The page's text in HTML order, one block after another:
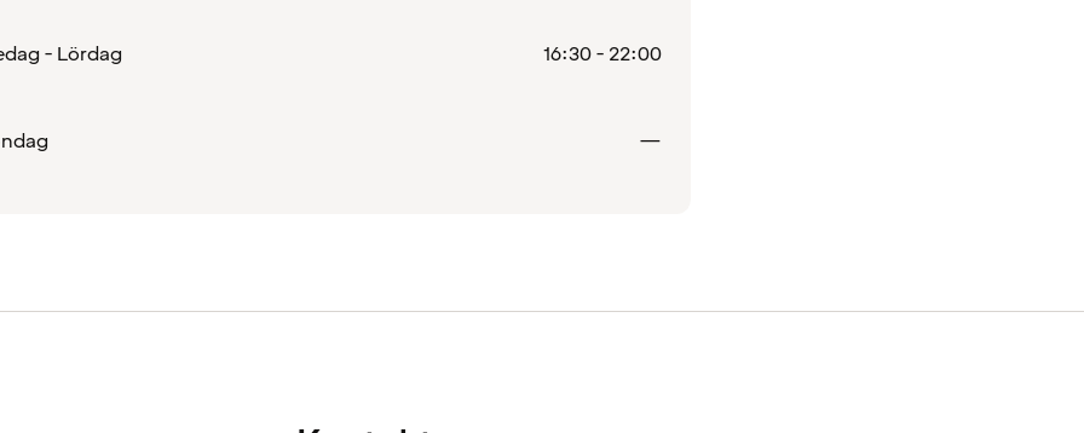
- Lördag 16:30 - 22:00
—